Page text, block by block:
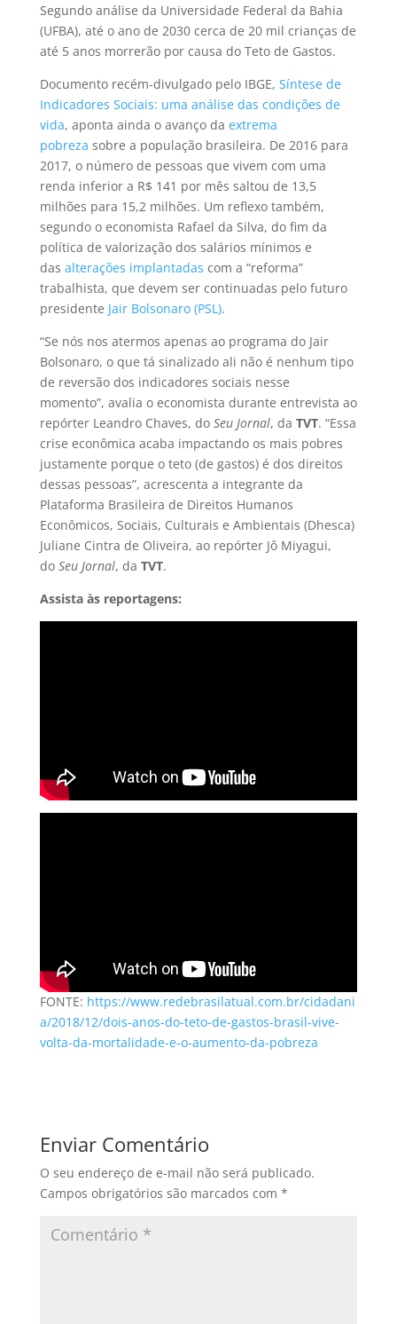
Segundo análise da Universidade Federal da Bahia
(UFBA), até o ano de 2030 cerca de 20 mil crianças de
até 5 anos morrerão por causa do Teto de Gastos.
Documento recém-divulgado pelo IBGE, Síntese de
Indicadores Sociais: uma análise das condições de
vida, aponta ainda o avanço da extrema
pobreza sobre a população brasileira. De 2016 para
2017, o número de pessoas que vivem com uma
renda inferior a R$ 141 por mês saltou de 13,5
milhões para 15,2 milhões. Um reflexo também,
segundo o economista Rafael da Silva, do fim da
política de valorização dos salários mínimos e
das alterações implantadas com a “reforma”
trabalhista, que devem ser continuadas pelo futuro
presidente Jair Bolsonaro (PSL).
“Se nós nos atermos apenas ao programa do Jair
Bolsonaro, o que tá sinalizado ali não é nenhum tipo
de reversão dos indicadores sociais nesse
momento”, avalia o economista durante entrevista ao
repórter Leandro Chaves, do Seu Jornal, da TVT. “Essa
crise econômica acaba impactando os mais pobres
justamente porque o teto (de gastos) é dos direitos
dessas pessoas”, acrescenta a integrante da
Plataforma Brasileira de Direitos Humanos
Econômicos, Sociais, Culturais e Ambientais (Dhesca)
Juliane Cintra de Oliveira, ao repórter Jô Miyagui,
do Seu Jornal, da TVT.
Assista às reportagens:
FONTE: https://www.redebrasilatual.com.br/cidadani
a/2018/12/dois-anos-do-teto-de-gastos-brasil-vive-
volta-da-mortalidade-e-o-aumento-da-pobreza
Enviar Comentário
O seu endereço de e-mail não será publicado.
Campos obrigatórios são marcados com *